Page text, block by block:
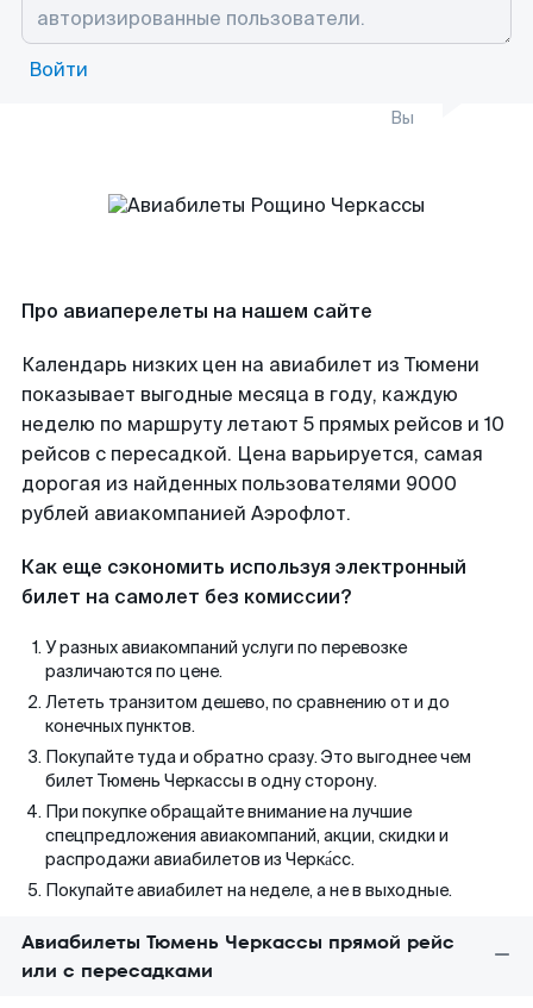
Войти
Вы
Про авиаперелеты на нашем сайте
Календарь низких цен на авиабилет из Тюмени
показывает выгодные месяца в году, каждую
неделю по маршруту летают 5 прямых рейсов и 10
рейсов с пересадкой. Цена варьируется, самая
дорогая из найденных пользователями 9000
рублей авиакомпанией Аэрофлот.
Как еще сэкономить используя электронный
билет на самолет без комиссии?
У разных авиакомпаний услуги по перевозке
различаются по цене.
Лететь транзитом дешево, по сравнению от и до
конечных пунктов.
Покупайте туда и обратно сразу. Это выгоднее чем
билет Тюмень Черкассы в одну сторону.
При покупке обращайте внимание на лучшие
спецпредложения авиакомпаний, акции, скидки и
распродажи авиабилетов из Черка́сс.
Покупайте авиабилет на неделе, а не в выходные.
Авиабилеты Тюмень Черкассы прямой рейс
или с пересадками